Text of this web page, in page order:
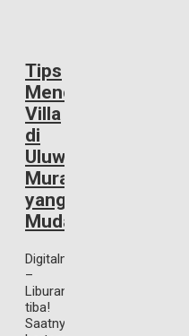
Tips
Mencari
Villa
di
Uluwatu
Murah
yang
Mudah
Digitalmarketingproperty.com
–
Liburan
tiba!
Saatnya